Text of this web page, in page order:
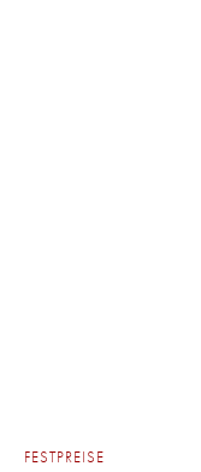
FESTPREISE